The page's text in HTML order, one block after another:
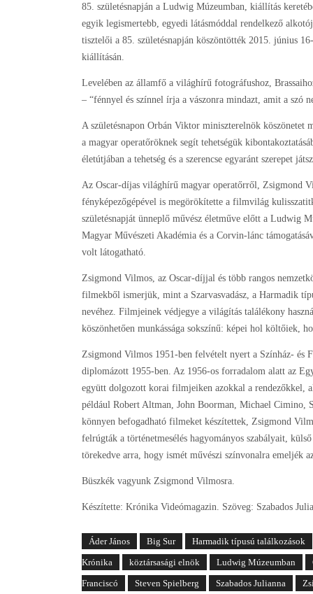
85. születésnapján a Ludwig Múzeumban, kiállítás
egyik legismertebb, egyedi látásmóddal rendelkező
tisztelői a 85. születésnapján köszöntötték 2015. június
kiállításán.
Levelében az államfő a világhírű fotográfushoz,
– “fénnyel és színnel írja a vászonra mindazt, amit a szó
A születésnapon Orbán Viktor miniszterelnök köszönetet
a magyar operatőröknek segít tehetségük
életútjában a tehetség és a szerencse egyaránt szerepet
Az Oscar-díjas világhírű magyar operatőrről, Zsigmond
fényképezőgépével is megörökítette a filmvilág
születésnapját ünneplő művész életműve előtt a Ludwig
Magyar Művészeti Akadémia és a Corvin-lánc
volt látogatható.
Zsigmond Vilmos, az Oscar-díjjal és több rangos
filmekből ismerjük, mint a Szarvasvadász, a Harmadik
nevéhez. Filmjeinek védjegye a világítás találékony
köszönhetően munkássága sokszínű: képei hol költőiek,
Zsigmond Vilmos 1951-ben felvételt nyert a Színház- és
diplomázott 1955-ben. Az 1956-os forradalom alatt az
együtt dolgozott korai filmjeiken azokkal a rendezőkkel,
például Robert Altman, John Boorman, Michael
könnyen befogadható filmeket készítettek, Zsigmond
felrúgták a történetmesélés hagyományos szabályait,
törekedve arra, hogy ismét művészi színvonalra emeljék
Büszkék vagyunk Zsigmond Vilmosra.
Készítette: Krónika Videómagazin. Szöveg: Szabados
Áder János Big Sur
Harmadik típusú találkozások
Krónika
köztársasági elnök Ludwig Múzeumban
Franciscó
Steven Spielberg Szabados Julianna